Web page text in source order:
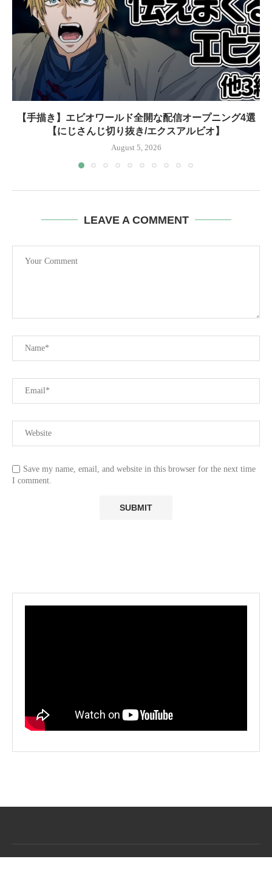
【手描き】エビオワールド全開な配信オープニング4選
【にじさんじ切り抜き/エクスアルビオ】
August 5, 2026
LEAVE A COMMENT
Save my name, email, and website in this browser for the next time
I comment.